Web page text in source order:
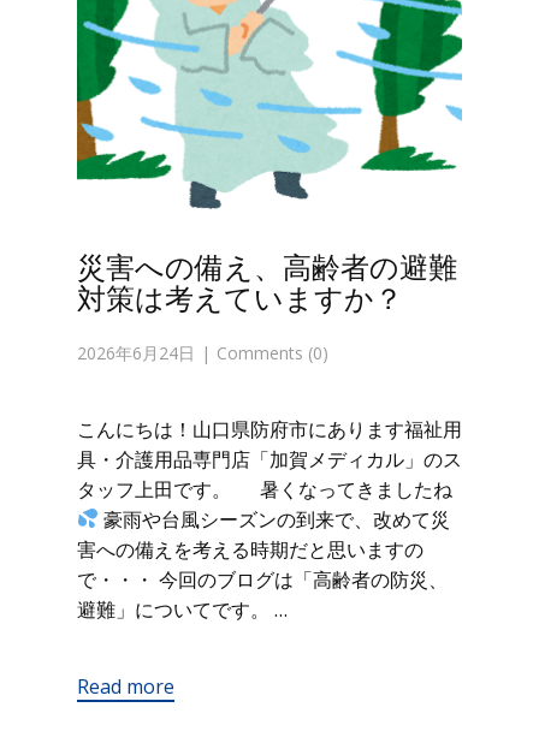
災害への備え、高齢者の避難
対策は考えていますか？
2026年6月24日 Comments (0)
こんにちは！山口県防府市にあります福祉用
具・介護用品専門店「加賀メディカル」のス
タッフ上田です。 暑くなってきましたね
豪雨や台風シーズンの到来で、改めて災
害への備えを考える時期だと思いますの
で・・・ 今回のブログは「高齢者の防災、
避難」についてです。 …
Read more